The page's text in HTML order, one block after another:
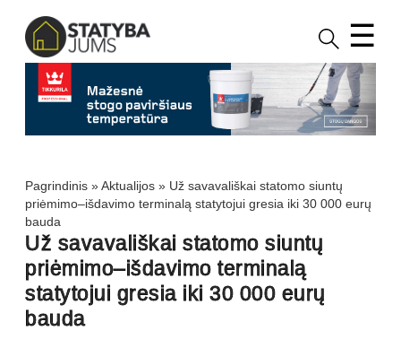
☰
Pagrindinis »Aktualijos » Už savavališkai statomo siuntų
priėmimo–išdavimo terminalą statytojui gresia iki 30 000 eurų
bauda
Už savavališkai statomo siuntų
priėmimo–išdavimo terminalą
statytojui gresia iki 30 000 eurų
bauda